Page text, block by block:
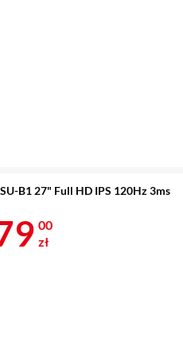
B1 27" Full HD IPS 120Hz 3ms
679 zł
00
zł